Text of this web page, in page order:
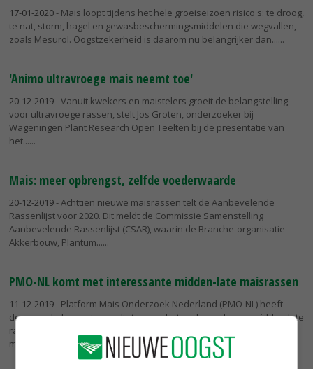
17-01-2020- Mais loopt tijdens het hele groeiseizoen risico's: te droog,
te nat, storm, hagel en gewasbeschermingsmiddelen die wegvallen,
zoals Mesurol. Oogstzekerheid is daarom nu belangrijker dan...
'Animo ultravroege mais neemt toe'
20-12-2019- Vanuit kwekers en maistelers groeit de belangstelling
voor ultravroege rassen, stelt Jos Groten, onderzoeker bij
Wageningen Plant Research Open Teelten bij de presentatie van
het...
Mais: meer opbrengst, zelfde voederwaarde
20-12-2019- Achttien nieuwe maisrassen telt de Aanbevelende
Rassenlijst voor 2020. Dit meldt de Commissie Samenstelling
Aanbevelende Rassenlijst (CSAR), waarin de Branche-organisatie
Akkerbouw, Plantum...
PMO-NL komt met interessante midden-late maisrassen
11-12-2019- Platform Mais Onderzoek Nederland (PMO-NL) heeft
deze week de eerste resultaten van het onderzoek naar midden-late
rassen in Zuidoost-Nederland gepresenteerd. Vanuit de
maisveredeling is er...